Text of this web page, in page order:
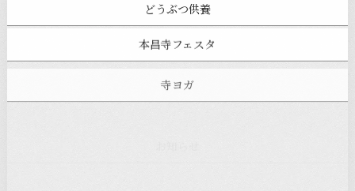
どうぶつ供養
本昌寺フェスタ